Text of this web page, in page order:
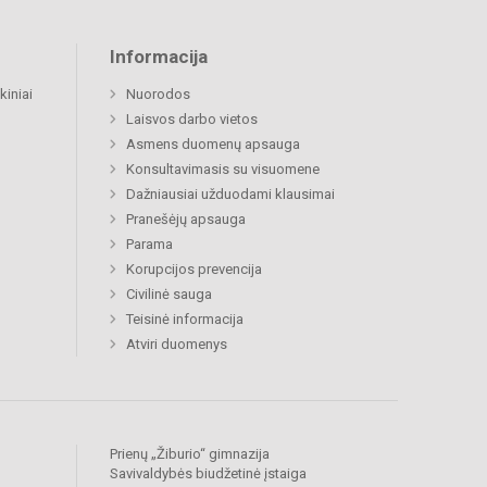
Informacija
Nuorodos
Laisvos darbo vietos
Asmens duomenų apsauga
Konsultavimasis su visuomene
Dažniausiai užduodami klausimai
Pranešėjų apsauga
Parama
Korupcijos prevencija
Civilinė sauga
Teisinė informacija
Atviri duomenys
Prienų „Žiburio“ gimnazija
Savivaldybės biudžetinė įstaiga